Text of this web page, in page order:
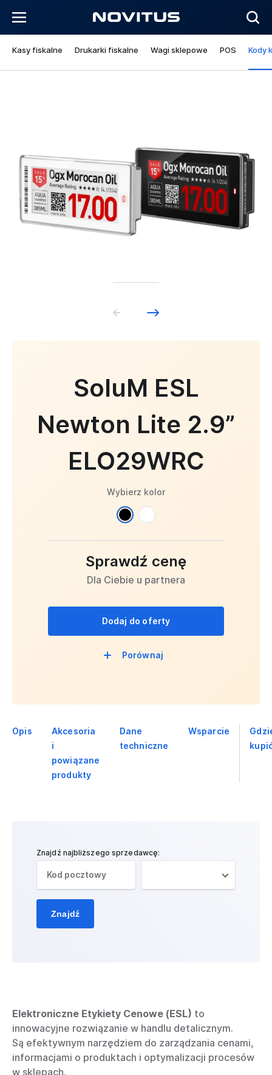
Kasy fiskalne Drukarki fiskalne Wagi sklepowe POS Kody
SoluM ESL
Newton Lite 2.9”
ELO29WRC
Wybierz kolor
Sprawdź cenę
Dla Ciebie u partnera
Dodaj do oferty
Porównaj
Opis
Akcesoria
i
powiązane
produkty
Dane
techniczne
Wsparcie
Znajdź najbliższego sprzedawcę:
Znajdź
Elektroniczne Etykiety Cenowe (ESL) to
innowacyjne rozwiązanie w handlu detalicznym.
Są efektywnym narzędziem do zarządzania cenami,
informacjami o produktach i optymalizacji procesów
w sklepach.